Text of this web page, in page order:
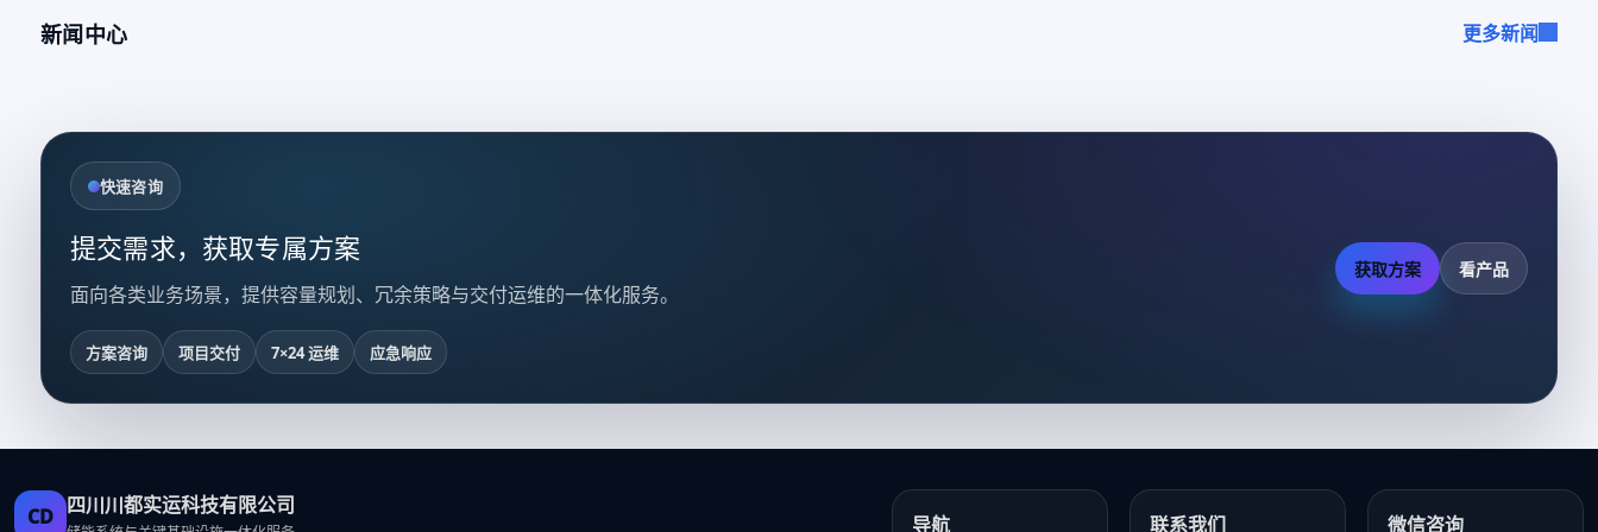
新闻中心 更多新闻
快速咨询
提交需求，获取专属方案
面向各类业务场景，提供容量规划、冗余策略与交付运维的一体化服务。
方案咨询 项目交付 7×24 运维 应急响应
获取方案 看产品
CD 四川川都实运科技有限公司
导航 联系我们 微信咨询